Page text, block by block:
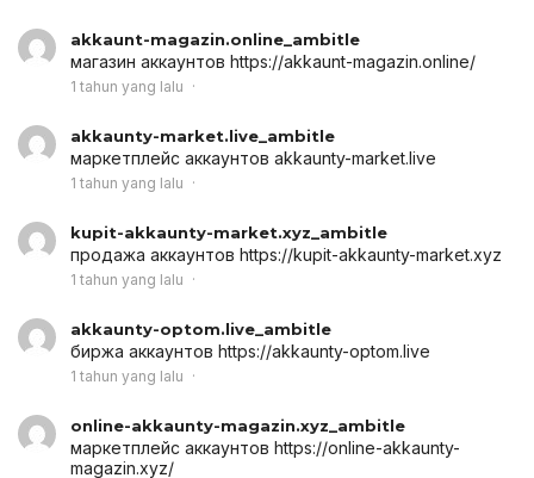
akkaunt-magazin.online_ambitle
магазин аккаунтов https://akkaunt-magazin.online/
1 tahun yang lalu
akkaunty-market.live_ambitle
маркетплейс аккаунтов akkaunty-market.live
1 tahun yang lalu
kupit-akkaunty-market.xyz_ambitle
продажа аккаунтов https://kupit-akkaunty-market.xyz
1 tahun yang lalu
akkaunty-optom.live_ambitle
биржа аккаунтов https://akkaunty-optom.live
1 tahun yang lalu
online-akkaunty-magazin.xyz_ambitle
маркетплейс аккаунтов https://online-akkaunty-
magazin.xyz/